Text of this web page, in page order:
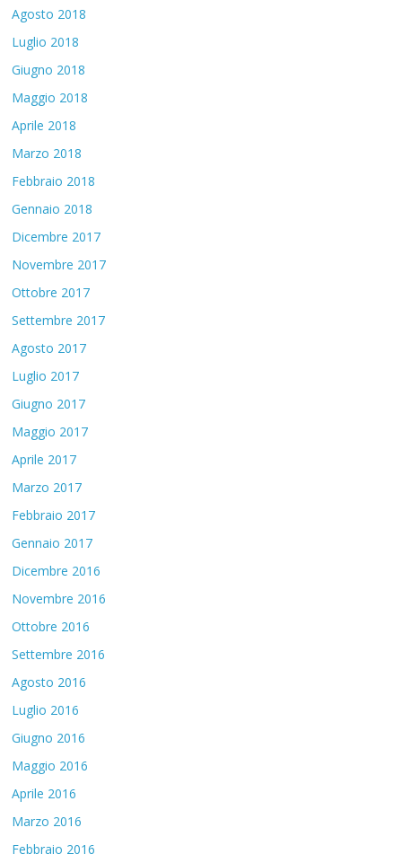
Agosto 2018
Luglio 2018
Giugno 2018
Maggio 2018
Aprile 2018
Marzo 2018
Febbraio 2018
Gennaio 2018
Dicembre 2017
Novembre 2017
Ottobre 2017
Settembre 2017
Agosto 2017
Luglio 2017
Giugno 2017
Maggio 2017
Aprile 2017
Marzo 2017
Febbraio 2017
Gennaio 2017
Dicembre 2016
Novembre 2016
Ottobre 2016
Settembre 2016
Agosto 2016
Luglio 2016
Giugno 2016
Maggio 2016
Aprile 2016
Marzo 2016
Febbraio 2016